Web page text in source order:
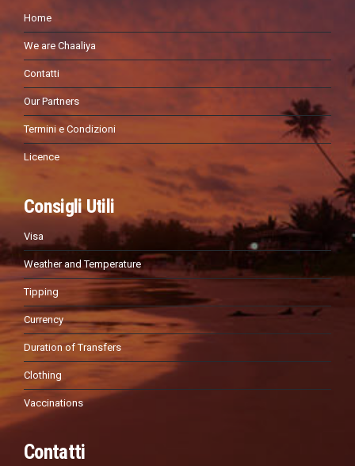
Home
We are Chaaliya
Contatti
Our Partners
Termini e Condizioni
Licence
Consigli Utili
Visa
Weather and Temperature
Tipping
Currency
Duration of Transfers
Clothing
Vaccinations
Contatti